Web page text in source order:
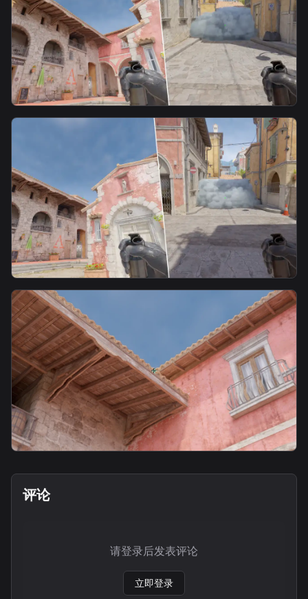
smoke
警2号身位faze烟2
Smoke from CT to Bottom Mid
评论
请登录后发表评论
立即登录